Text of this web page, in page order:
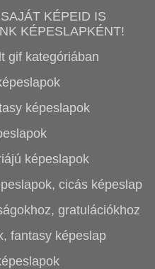
KÉPEID IS
KÉPESLAPKÉNT!
gif kategóriában
képeslapok
képeslapok
cicás képeslap
gratulációkhoz
fantasy képeslap